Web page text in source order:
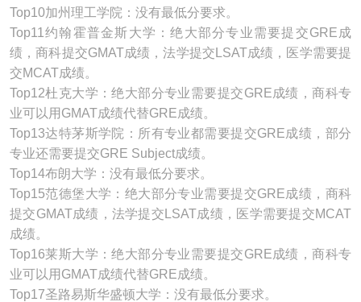
Top10加州理工学院：没有最低分要求。
Top11约翰霍普金斯大学：绝大部分专业需要提交GRE成
绩，商科提交GMAT成绩，法学提交LSAT成绩，医学需要提
交MCAT成绩。
Top12杜克大学：绝大部分专业需要提交GRE成绩，商科专
业可以用GMAT成绩代替GRE成绩。
Top13达特茅斯学院：所有专业都需要提交GRE成绩，部分
专业还需要提交GRE Subject成绩。
Top14布朗大学：没有最低分要求。
Top15范德堡大学：绝大部分专业需要提交GRE成绩，商科
提交GMAT成绩，法学提交LSAT成绩，医学需要提交MCAT
成绩。
Top16莱斯大学：绝大部分专业需要提交GRE成绩，商科专
业可以用GMAT成绩代替GRE成绩。
Top17圣路易斯华盛顿大学：没有最低分要求。